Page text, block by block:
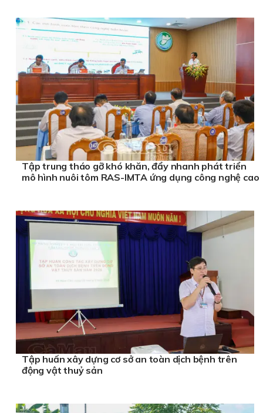
Tập trung tháo gỡ khó khăn, đẩy nhanh phát triển
mô hình nuôi tôm RAS-IMTA ứng dụng công nghệ cao
Tập huấn xây dựng cơ sở an toàn dịch bệnh trên
động vật thuỷ sản